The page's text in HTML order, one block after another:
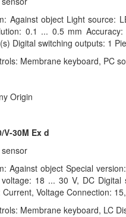
Against object Light source:
0.1 ... 0.5 mm
Digital switching outputs: 1
Membrane keyboard, PC
Origin
V-30M Ex d
Against object Special
18 ... 30 V, DC
Current, Voltage Connection:
Membrane keyboard, LC